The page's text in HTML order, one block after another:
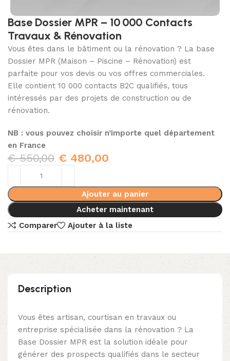
Base Dossier MPR – 10 000 Contacts
Travaux & Rénovation
Vous êtes dans le bâtiment ou la rénovation ? La base
Dossier MPR (Maison – Piscine – Rénovation) est
parfaite pour vos devis ou vos offres commerciales.
Elle contient 10 000 contacts B2C qualifiés, tous
intéressés par des projets de construction ou de
rénovation.
NB : vous pouvez choisir n’importe quel département
en France
€550,00 € 480,00
Ajouter au panier
Acheter maintenant
Comparer
Ajouter à la liste
Description
Vous êtes artisan, courtisan en travaux ou
entreprise spécialisée dans la rénovation ? La
Base Dossier MPR est la solution idéale pour
générer des prospects qualifiés dans le secteur